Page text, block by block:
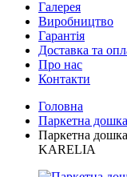
Галерея
Виробництво
Гарантія
Доставка та
Про нас
Контакти
Головна
Паркетна дошка
Паркетна
KARELIA